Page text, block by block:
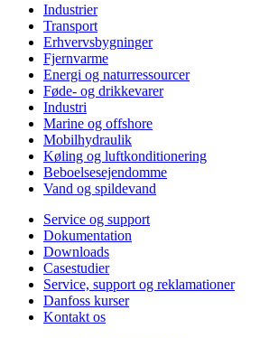
Industrier
Transport
Erhvervsbygninger
Fjernvarme
Energi og naturressourcer
Føde- og drikkevarer
Industri
Marine og offshore
Mobilhydraulik
Køling og luftkonditionering
Beboelsesejendomme
Vand og spildevand
Service og support
Dokumentation
Downloads
Casestudier
Service, support og reklamationer
Danfoss kurser
Kontakt os